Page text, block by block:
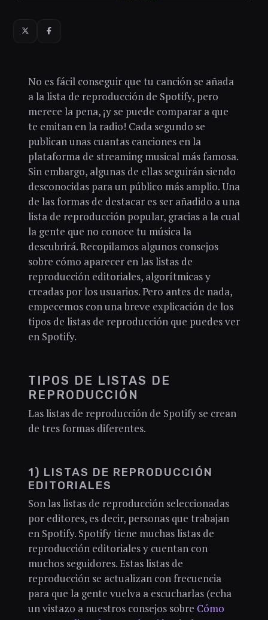
No es fácil conseguir que tu canción se añada
a la lista de reproducción de Spotify, pero
merece la pena, ¡y se puede comparar a que
te emitan en la radio! Cada segundo se
publican unas cuantas canciones en la
plataforma de streaming musical más famosa.
Sin embargo, algunas de ellas seguirán siendo
desconocidas para un público más amplio. Una
de las formas de destacar es ser añadido a una
lista de reproducción popular, gracias a la cual
la gente que no conoce tu música la
descubrirá. Recopilamos algunos consejos
sobre cómo aparecer en las listas de
reproducción editoriales, algorítmicas y
creadas por los usuarios. Pero antes de nada,
empecemos con una breve explicación de los
tipos de listas de reproducción que puedes ver
en Spotify.
TIPOS DE LISTAS DE
REPRODUCCIÓN
Las listas de reproducción de Spotify se crean
de tres formas diferentes.
1) LISTAS DE REPRODUCCIÓN
EDITORIALES
Son las listas de reproducción seleccionadas
por editores, es decir, personas que trabajan
en Spotify. Spotify tiene muchas listas de
reproducción editoriales y cuentan con
muchos seguidores. Estas listas de
reproducción se actualizan con frecuencia
para que la gente vuelva a escucharlas (echa
un vistazo a nuestros consejos sobre Cómo